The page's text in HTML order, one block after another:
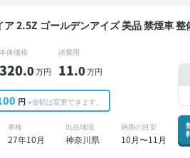
イズ 美品 禁煙車 整備記録簿あり ディスプレイオーデ
バックモニター ドライブレコーダー 社
本体価格
320.0万円
諸費用
11.0万円
円 ※金額は変更できます。
車検
27年10月
出品地域
神奈川県
納期の目安
10月〜11月